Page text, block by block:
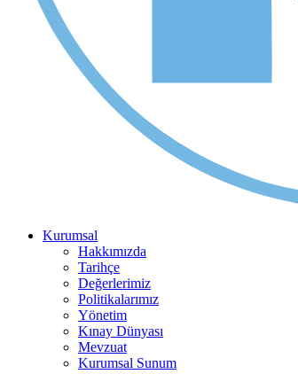
Kurumsal
Hakkımızda
Tarihçe
Değerlerimiz
Politikalarımız
Yönetim
Kınay Dünyası
Mevzuat
Kurumsal Sunum